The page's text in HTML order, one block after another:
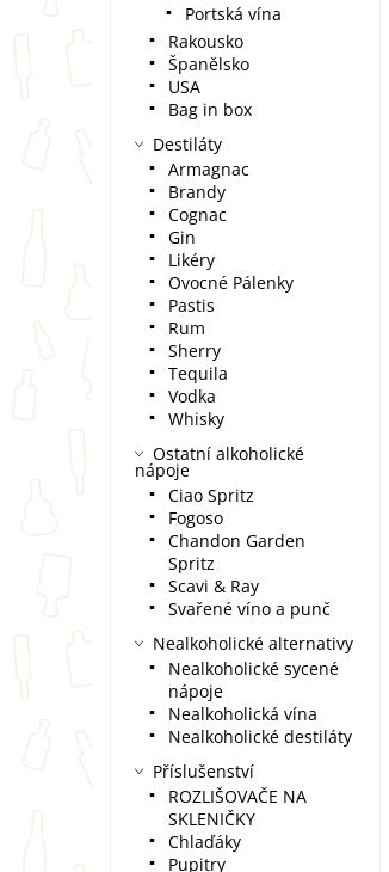
Portská vína
Rakousko
Španělsko
USA
Bag in box
Destiláty
Armagnac
Brandy
Cognac
Gin
Likéry
Ovocné Pálenky
Pastis
Rum
Sherry
Tequila
Vodka
Whisky
Ostatní alkoholické
nápoje
Ciao Spritz
Fogoso
Chandon Garden
Spritz
Scavi & Ray
Svařené víno a punč
Nealkoholické alternativy
Nealkoholické sycené
nápoje
Nealkoholická vína
Nealkoholické destiláty
Příslušenství
ROZLIŠOVAČE NA
SKLENIČKY
Chlaďáky
Pupitry